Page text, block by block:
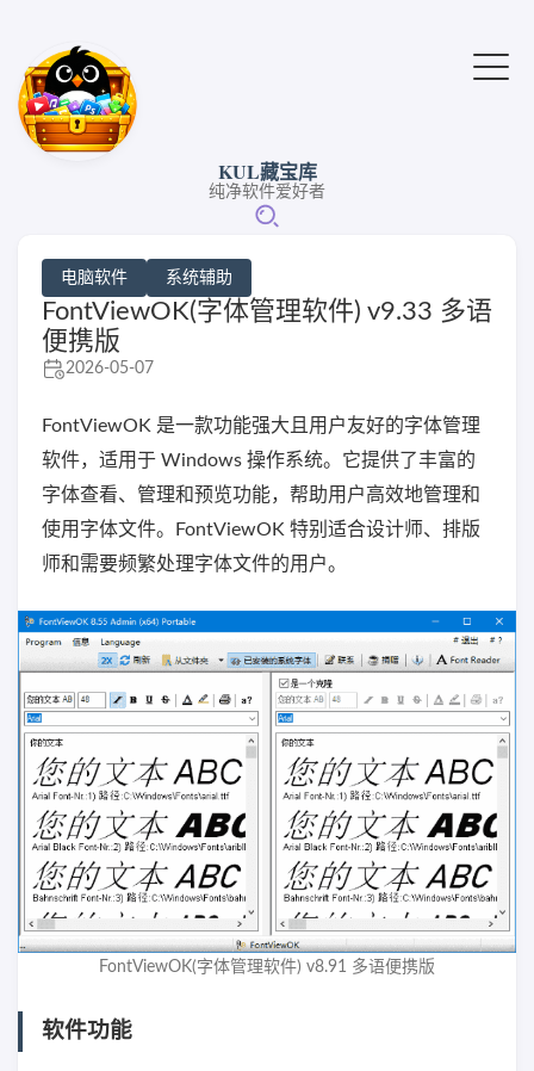
KUL藏宝库
纯净软件爱好者
电脑软件 系统辅助
FontViewOK(字体管理软件) v9.33 多语
便携版
2026-05-07
FontViewOK 是一款功能强大且用户友好的字体管理
软件，适用于 Windows 操作系统。它提供了丰富的
字体查看、管理和预览功能，帮助用户高效地管理和
使用字体文件。FontViewOK 特别适合设计师、排版
师和需要频繁处理字体文件的用户。
FontViewOK(字体管理软件) v8.91 多语便携版
软件功能